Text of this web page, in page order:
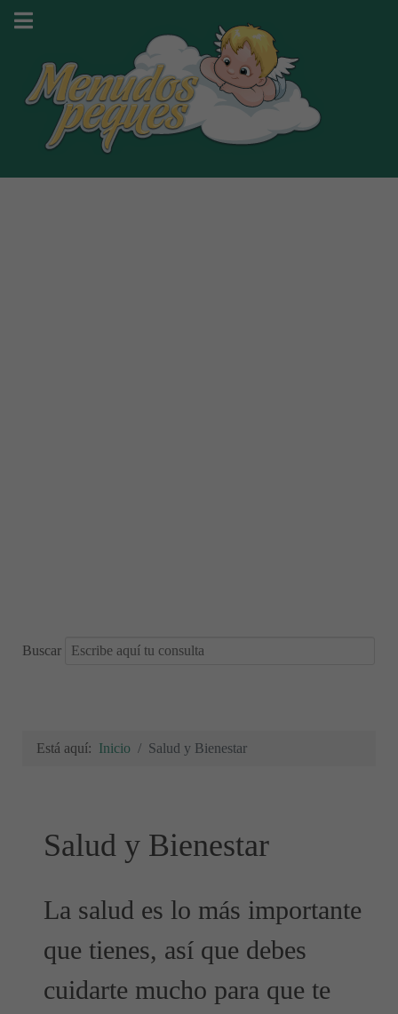
Buscar
Está aquí: Inicio Salud y Bienestar
Salud y Bienestar
La salud es lo más importante
que tienes, así que debes
cuidarte mucho para que te